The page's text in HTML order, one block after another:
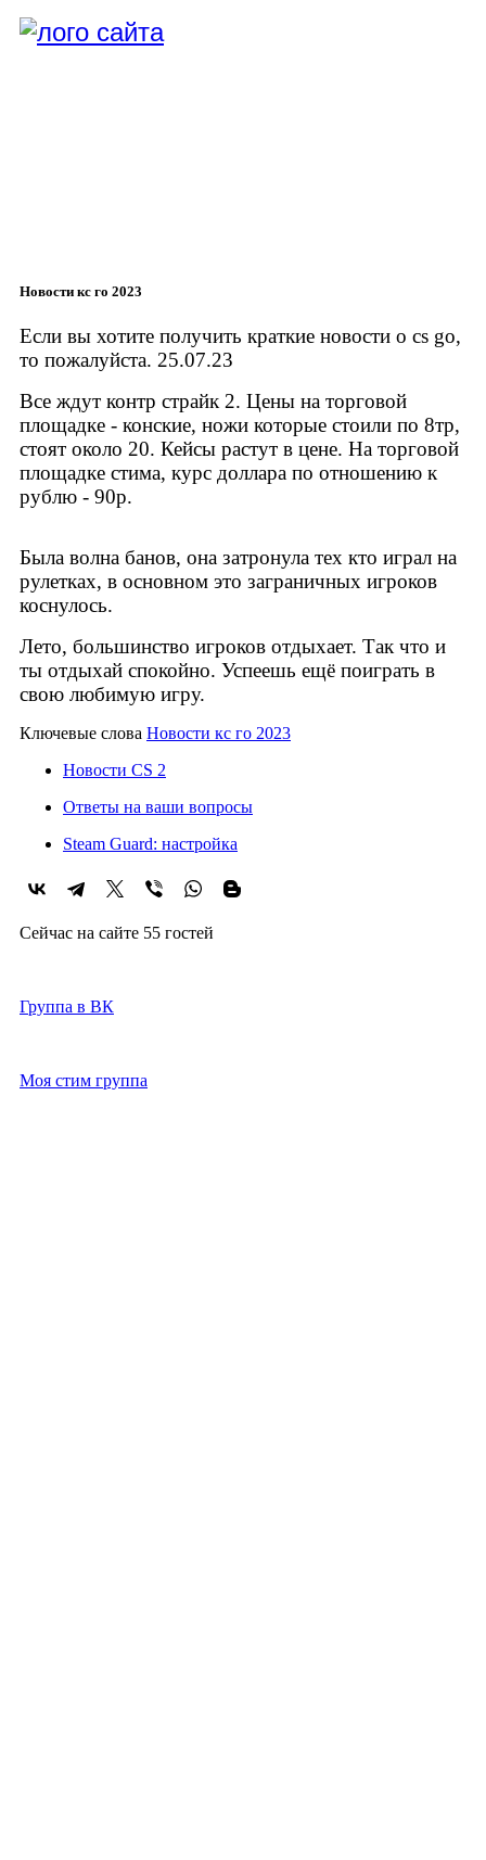
Новости кс го 2023
Если вы хотите получить краткие новости о cs go,
то пожалуйста. 25.07.23
Все ждут контр страйк 2. Цены на торговой
площадке - конские, ножи которые стоили по 8тр,
стоят около 20. Кейсы растут в цене. На торговой
площадке стима, курс доллара по отношению к
рублю - 90р.
Была волна банов, она затронула тех кто играл на
рулетках, в основном это заграничных игроков
коснулось.
Лето, большинство игроков отдыхает. Так что и
ты отдыхай спокойно. Успеешь ещё поиграть в
свою любимую игру.
Ключевые слова Новости кс го 2023
Новости CS 2
Ответы на ваши вопросы
Steam Guard: настройка
Сейчас на сайте 55 гостей
Группа в ВК
Моя стим группа